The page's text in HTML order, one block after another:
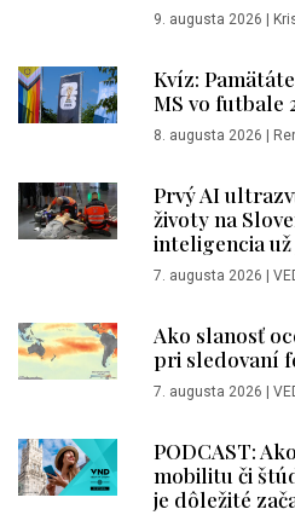
9. augusta 2026
Kvíz:
MS vo futbale
8. augusta 2026
Prvý AI
životy na
inteligencia
7. augusta 2026
Ako slanosť
pri sledovaní
7. augusta 2026
PODCAST:
mobilitu či
je dôležité